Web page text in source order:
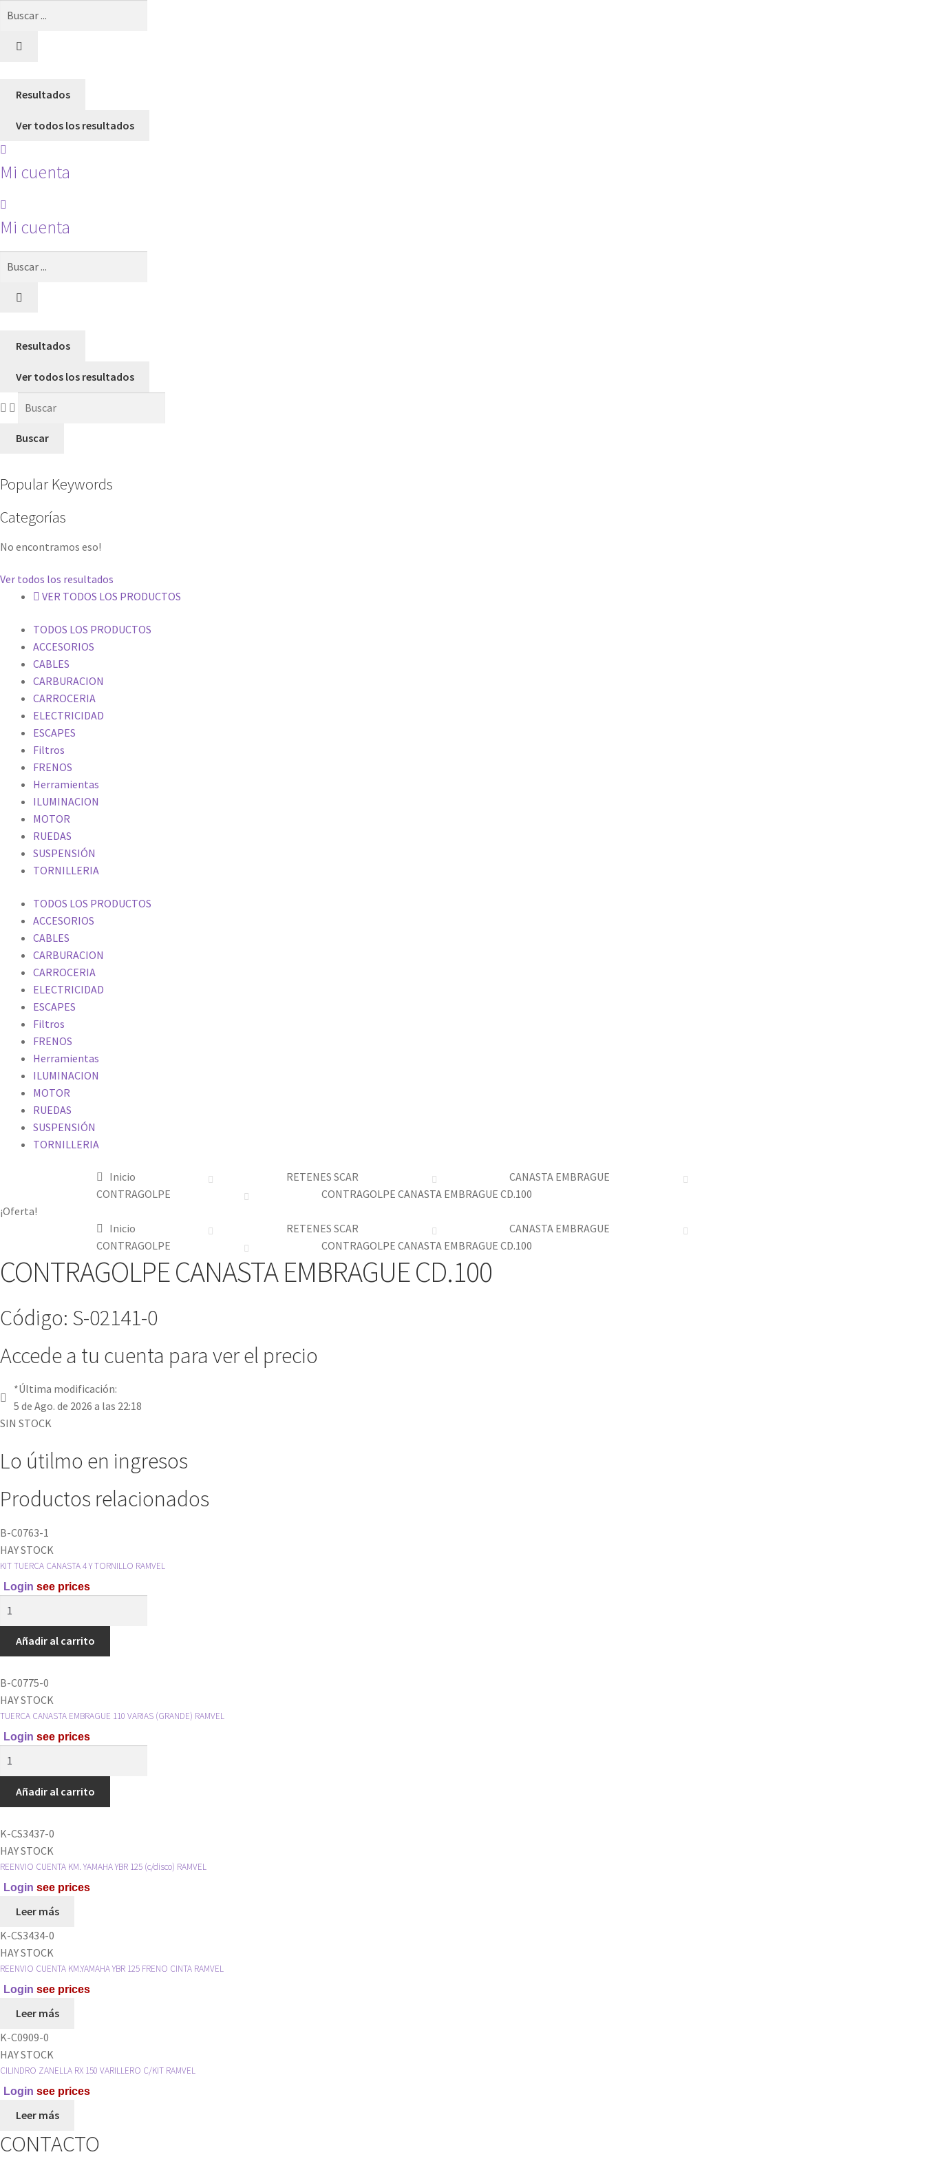
Resultados
Ver todos los resultados
Mi cuenta
Mi cuenta
Resultados
Ver todos los resultados
Buscar
Popular Keywords
Categorías
No encontramos eso!
Ver todos los resultados
VER TODOS LOS PRODUCTOS
TODOS LOS PRODUCTOS
ACCESORIOS
CABLES
CARBURACION
CARROCERIA
ELECTRICIDAD
ESCAPES
Filtros
FRENOS
Herramientas
ILUMINACION
MOTOR
RUEDAS
SUSPENSIÓN
TORNILLERIA
TODOS LOS PRODUCTOS
ACCESORIOS
CABLES
CARBURACION
CARROCERIA
ELECTRICIDAD
ESCAPES
Filtros
FRENOS
Herramientas
ILUMINACION
MOTOR
RUEDAS
SUSPENSIÓN
TORNILLERIA
Inicio RETENES SCAR
CANASTA EMBRAGUE
CONTRAGOLPE
CONTRAGOLPE CANASTA EMBRAGUE CD.100
¡Oferta!
Inicio
RETENES SCAR
CANASTA EMBRAGUE
CONTRAGOLPE
CONTRAGOLPE CANASTA EMBRAGUE CD.100
CONTRAGOLPE CANASTA EMBRAGUE CD.100
Código: S-02141-0
Accede a tu cuenta para ver el precio
*Última modificación:
5 de Ago. de 2026 a las 22:18
SIN STOCK
Lo útilmo en ingresos
Productos relacionados
B-C0763-1
HAY STOCK
KIT TUERCA CANASTA 4 Y TORNILLO RAMVEL
Login see prices
CANASTA
4
TORNILLO
RAMVEL
cantidad
Añadir al carrito
B-C0775-0
HAY STOCK
TUERCA CANASTA EMBRAGUE 110 VARIAS (GRANDE) RAMVEL
Login see prices
EMBRAGUE
110
(GRANDE)
RAMVEL
cantidad
Añadir al carrito
K-CS3437-0
HAY STOCK
REENVIO CUENTA KM. YAMAHA YBR 125 (c/disco) RAMVEL
Login see prices
Leer más
K-CS3434-0
HAY STOCK
REENVIO CUENTA KM.YAMAHA YBR 125 FRENO CINTA RAMVEL
Login see prices
Leer más
K-C0909-0
HAY STOCK
CILINDRO ZANELLA RX 150 VARILLERO C/KIT RAMVEL
Login see prices
Leer más
CONTACTO